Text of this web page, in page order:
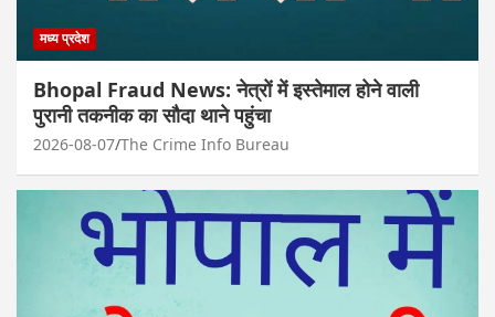
मध्य प्रदेश
Bhopal Fraud News: नेत्रों में इस्तेमाल होने वाली
पुरानी तकनीक का सौदा थाने पहुंचा
2026-08-07 The Crime Info Bureau